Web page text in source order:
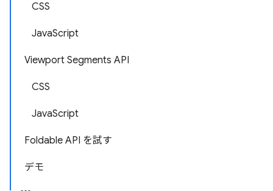
CSS
JavaScript
Viewport Segments API
CSS
JavaScript
Foldable API を試す
デモ